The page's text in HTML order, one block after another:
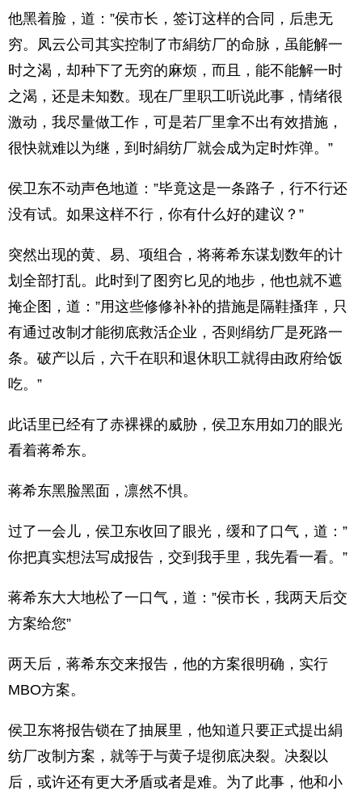
他黑着脸，道：”侯市长，签订这样的合同，后患无
穷。凤云公司其实控制了市絹纺厂的命脉，虽能解一
时之渴，却种下了无穷的麻烦，而且，能不能解一时
之渴，还是未知数。现在厂里职工听说此事，情绪很
激动，我尽量做工作，可是若厂里拿不出有效措施，
很快就难以为继，到时絹纺厂就会成为定时炸弹。”
侯卫东不动声色地道：”毕竟这是一条路子，行不行还
没有试。如果这样不行，你有什么好的建议？”
突然出现的黄、易、项组合，将蒋希东谋划数年的计
划全部打乱。此时到了图穷匕见的地步，他也就不遮
掩企图，道：”用这些修修补补的措施是隔鞋搔痒，只
有通过改制才能彻底救活企业，否则绢纺厂是死路一
条。破产以后，六千在职和退休职工就得由政府给饭
吃。”
此话里已经有了赤裸裸的威胁，侯卫东用如刀的眼光
看着蒋希东。
蒋希东黑脸黑面，凛然不惧。
过了一会儿，侯卫东收回了眼光，缓和了口气，道：”
你把真实想法写成报告，交到我手里，我先看一看。”
蒋希东大大地松了一口气，道：”侯市长，我两天后交
方案给您”
两天后，蒋希东交来报告，他的方案很明确，实行
MBO方案。
侯卫东将报告锁在了抽展里，他知道只要正式提出絹
纺厂改制方案，就等于与黄子堤彻底决裂。决裂以
后，或许还有更大矛盾或者是难。为了此事，他和小